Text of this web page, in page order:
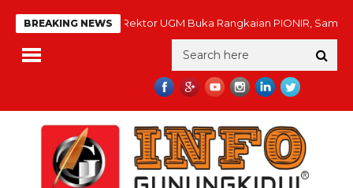
BREAKING NEWSRektor UGM Buka Rangkaian PIONIR, Sambut